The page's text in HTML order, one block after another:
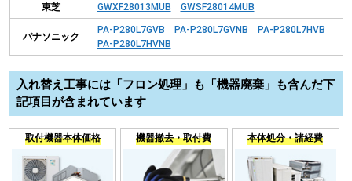
東芝 GWXF28013MUB GWSF28014MUB
パナソニック
PA-P280L7GVB PA-P280L7GVNB
PA-P280L7HVB
PA-P280L7HVNB
入れ替え工事には「フロン処理」も「機器廃棄」も含んだ下
記項目が含まれています
取付機器本体価格 機器撤去・取付費 本体処分・諸経費